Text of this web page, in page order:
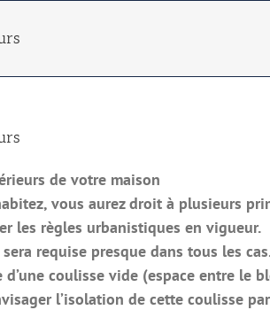
de votre maison
vous aurez droit à plusieurs
les règles urbanistiques en vigueur.
requise presque dans tous les
coulisse vide (espace entre le
l’isolation de cette coulisse